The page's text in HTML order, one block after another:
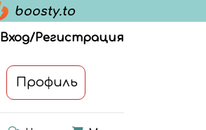
Вход/Регистрация
Профиль